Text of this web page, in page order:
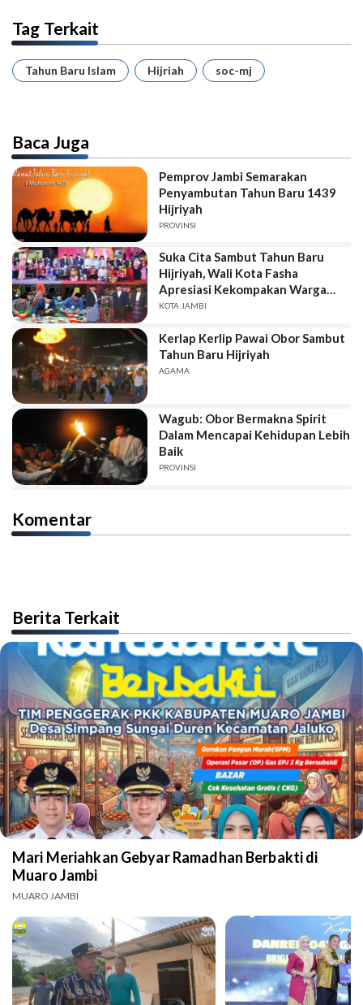
Tag Terkait
Tahun Baru Islam Hijriah soc-mj
Baca Juga
Pemprov Jambi Semarakan
Penyambutan Tahun Baru 1439
Hijriyah
PROVINSI
Suka Cita Sambut Tahun Baru
Hijriyah, Wali Kota Fasha
Apresiasi Kekompakan Warga
Sukseskan MTQ
KOTA JAMBI
Kerlap Kerlip Pawai Obor Sambut
Tahun Baru Hijriyah
AGAMA
Wagub: Obor Bermakna Spirit
Dalam Mencapai Kehidupan Lebih
Baik
PROVINSI
Komentar
Berita Terkait
Mari Meriahkan Gebyar Ramadhan Berbakti di
Muaro Jambi
MUARO JAMBI